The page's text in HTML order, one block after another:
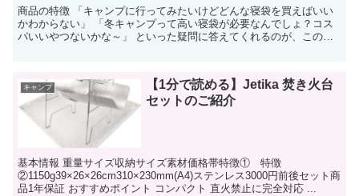
商品の特徴 「キャンプに行ってみたいけどどんな寝袋を買えばいい
かわからない」 「冬キャンプって高い寝袋が必要なんでしょ？コス
パいいやつないかな～」 といった疑問に答えてくれるのが、この冬
キャンプ
【1分で読める】Jetika 焚き火台
セットのご紹介
基本情報 重量サイズ収納サイズ素材価格帯特徴① 特徴
②1150g39×26×26cm310×230mm(A4)ステンレス3000円前後セット商
品1年保証 おすすめポイント コンパクト 直火禁止に完全対応 ...